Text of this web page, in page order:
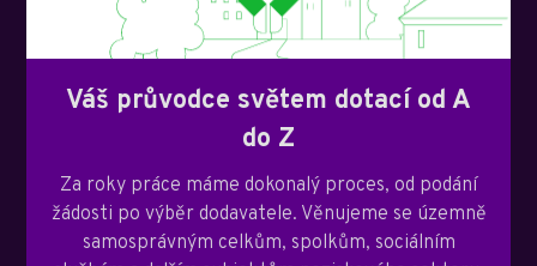
Váš průvodce světem dotací od A
do Z
Za roky práce máme dokonalý proces, od podání
žádosti po výběr dodavatele. Věnujeme se územně
samosprávným celkům, spolkům, sociálním